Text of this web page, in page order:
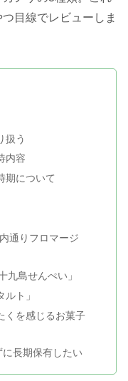
目線でレビューしま
扱う
内容
期について
通りフロマージ
九島せんぺい」
ト」
くを感じるお菓子
長期保有したい